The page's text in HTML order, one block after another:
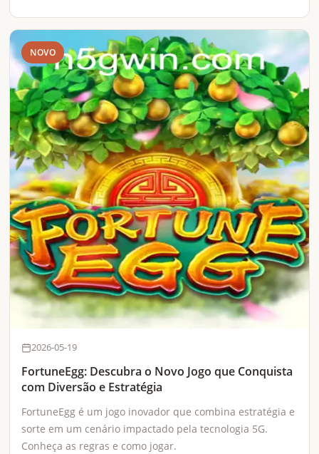
NOVO
2026-05-19
FortuneEgg: Descubra o Novo Jogo que Conquista
com Diversão e Estratégia
FortuneEgg é um jogo inovador que combina estratégia e
sorte em um cenário impactado pela tecnologia 5G.
Conheça as regras e como jogar.